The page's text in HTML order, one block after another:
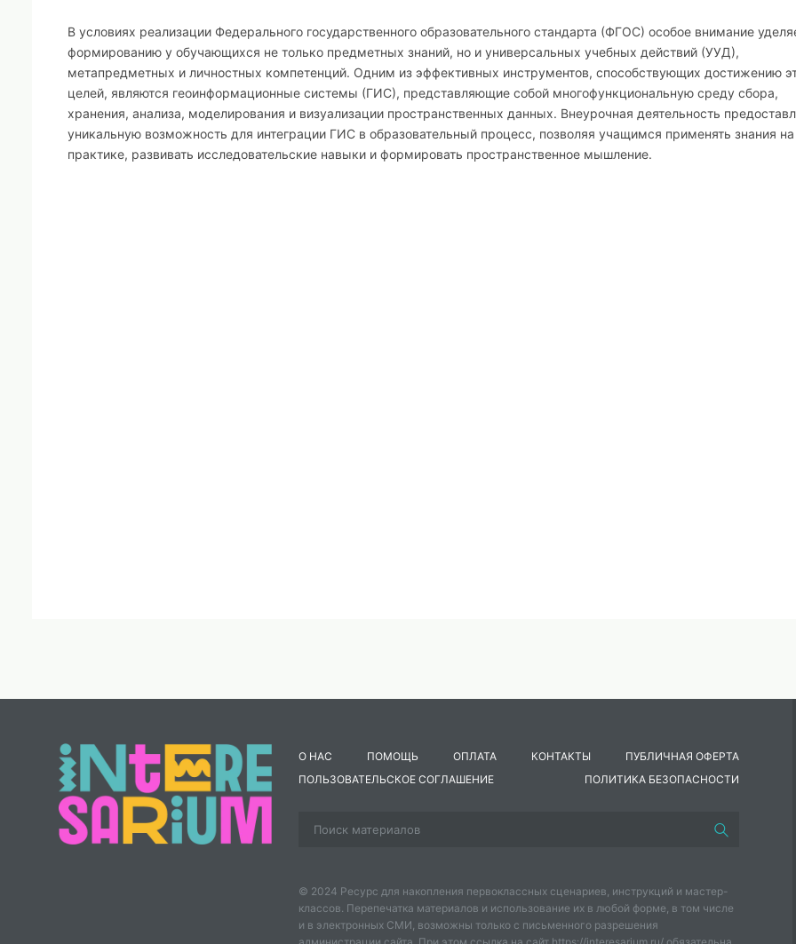
В условиях реализации Федерального государственного образовательного стандарта (ФГОС) особое внимание
формированию у обучающихся не только предметных знаний, но и универсальных учебных действий (УУД),
метапредметных и личностных компетенций. Одним из эффективных инструментов, способствующих достижению
целей, являются геоинформационные системы (ГИС), представляющие собой многофункциональную среду сбора,
хранения, анализа, моделирования и визуализации пространственных данных. Внеурочная деятельность
уникальную возможность для интеграции ГИС в образовательный процесс, позволяя учащимся применять знания на
практике, развивать исследовательские навыки и формировать пространственное мышление.
О НАС ПОМОЩЬ ОПЛАТА КОНТАКТЫ
ПУБЛИЧНАЯ ОФЕРТА
ПОЛЬЗОВАТЕЛЬСКОЕ СОГЛАШЕНИЕ
ПОЛИТИКА БЕЗОПАСНОСТИ
© 2024 Ресурс для накопления первоклассных сценариев, инструкций и мастер-
классов. Перепечатка материалов и использование их в любой форме, в том числе
и в электронных СМИ, возможны только с письменного разрешения